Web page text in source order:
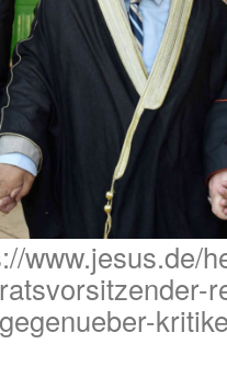
www.jesus.de/
gegenueber-